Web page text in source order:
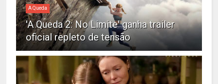
A Queda
'A Queda 2: No Limite' ganha trailer
oficial repleto de tensão